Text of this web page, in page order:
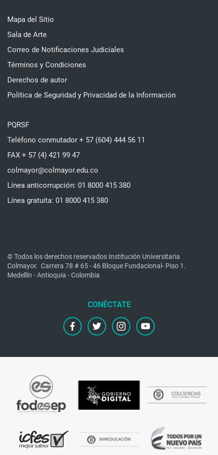
Mapa del Sitio
Sala de Arte
Correo de Notificaciones Judiciales
Términos y Condiciones
Derechos de autor
Política de Seguridad y Privacidad de la Información
PQRSF
Teléfono conmutador + 57 (604) 444 56 11
FAX + 57 (4) 421 99 47
colmayor@colmayor.edu.co
Línea anticorrupción: 01 8000 415 380
Línea gratuita: 01 8000 415 380
© Todos los derechos reservados Institución Universitaria
Colmayor. Carrera 78 # 65 - 46 Bloque Fundacional- Piso 1.
Medellín - Antioquia - Colombia